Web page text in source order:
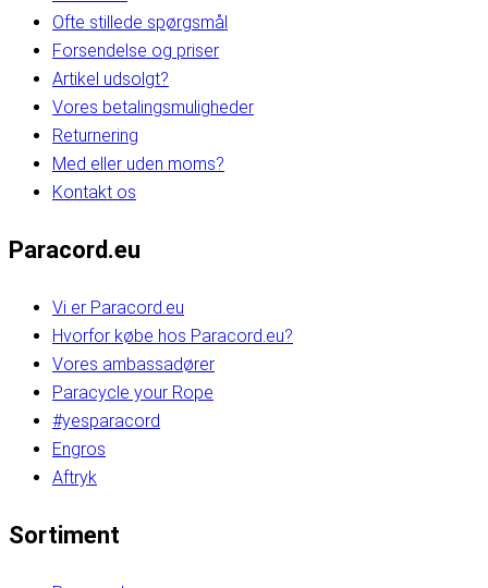
Ofte stillede spørgsmål
Forsendelse og priser
Artikel udsolgt?
Vores betalingsmuligheder
Returnering
Med eller uden moms?
Kontakt os
Paracord.eu
Vi er Paracord.eu
Hvorfor købe hos Paracord.eu?
Vores ambassadører
Paracycle your Rope
#yesparacord
Engros
Aftryk
Sortiment